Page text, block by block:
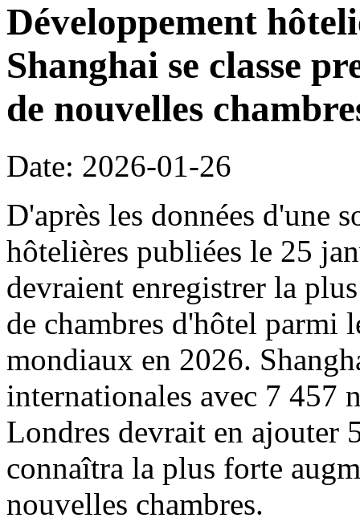
Développement
Shanghai se classe
de nouvelles
Date: 2026-01-26
D'après les données d'une
hôtelières publiées le 25
devraient enregistrer la
de chambres d'hôtel parmi
mondiaux en 2026.
internationales avec 7 457
Londres devrait en ajouter
connaîtra la plus forte
nouvelles chambres.